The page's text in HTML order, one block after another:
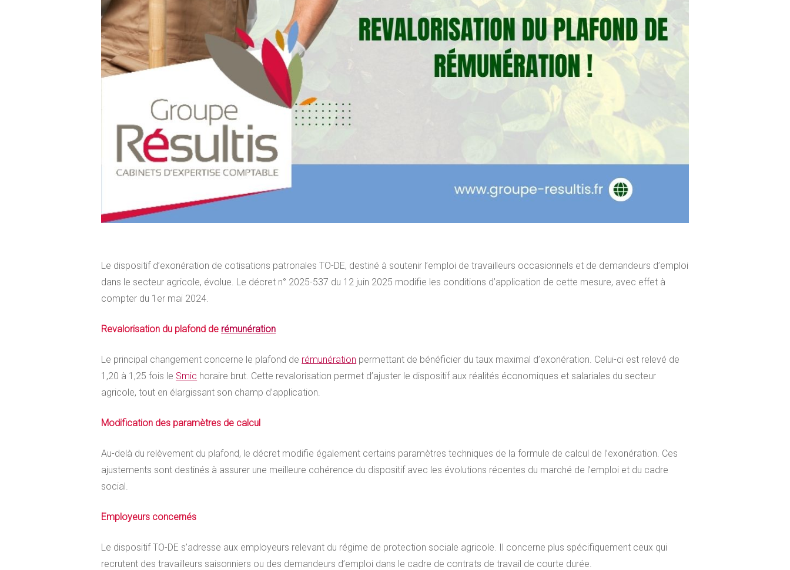
Le dispositif d’exonération de cotisations patronales TO-DE, destiné à soutenir l’emploi de travailleurs occasionnels et de demandeurs d’emploi
dans le secteur agricole, évolue. Le décret n° 2025-537 du 12 juin 2025 modifie les conditions d’application de cette mesure, avec effet à
compter du 1er mai 2024.
Revalorisation du plafond de rémunération
Le principal changement concerne le plafond de rémunération permettant de bénéficier du taux maximal d’exonération. Celui-ci est relevé de
1,20 à 1,25 fois le Smic horaire brut. Cette revalorisation permet d’ajuster le dispositif aux réalités économiques et salariales du secteur
agricole, tout en élargissant son champ d’application.
Modification des paramètres de calcul
Au-delà du relèvement du plafond, le décret modifie également certains paramètres techniques de la formule de calcul de l’exonération. Ces
ajustements sont destinés à assurer une meilleure cohérence du dispositif avec les évolutions récentes du marché de l’emploi et du cadre
social.
Employeurs concernés
Le dispositif TO-DE s’adresse aux employeurs relevant du régime de protection sociale agricole. Il concerne plus spécifiquement ceux qui
recrutent des travailleurs saisonniers ou des demandeurs d’emploi dans le cadre de contrats de travail de courte durée.